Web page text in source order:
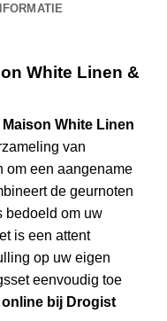
White Linen &
White Linen
van
om een aangename
de geurnoten
bedoeld om uw
is een attent
op uw eigen
eenvoudig toe
online bij Drogist